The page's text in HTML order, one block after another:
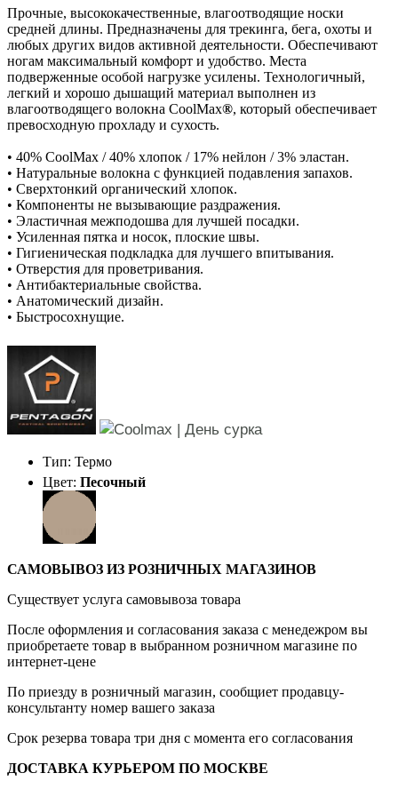
Прочные, высококачественные, влагоотводящие носки
средней длины. Предназначены для трекинга, бега, охоты и
любых других видов активной деятельности. Обеспечивают
ногам максимальный комфорт и удобство. Места
подверженные особой нагрузке усилены. Технологичный,
легкий и хорошо дышащий материал выполнен из
влагоотводящего волокна CoolMax®, который обеспечивает
превосходную прохладу и сухость.
• 40% CoolMax / 40% хлопок / 17% нейлон / 3% эластан.
• Натуральные волокна с функцией подавления запахов.
• Сверхтонкий органический хлопок.
• Компоненты не вызывающие раздражения.
• Эластичная межподошва для лучшей посадки.
• Усиленная пятка и носок, плоские швы.
• Гигиеническая подкладка для лучшего впитывания.
• Отверстия для проветривания.
• Антибактериальные свойства.
• Анатомический дизайн.
• Быстросохнущие.
Тип: Термо
Цвет: Песочный
САМОВЫВОЗ ИЗ РОЗНИЧНЫХ МАГАЗИНОВ
Существует услуга самовывоза товара
После оформления и согласования заказа с менедежром вы
приобретаете товар в выбранном розничном магазине по
интернет-цене
По приезду в розничный магазин, сообщиет продавцу-
консультанту номер вашего заказа
Срок резерва товара три дня с момента его согласования
ДОСТАВКА КУРЬЕРОМ ПО МОСКВЕ